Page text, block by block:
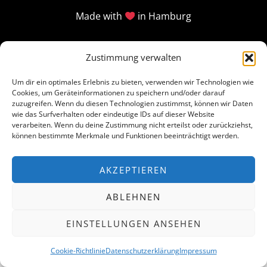
Zustimmung verwalten
Um dir ein optimales Erlebnis zu bieten, verwenden wir Technologien wie
Cookies, um Geräteinformationen zu speichern und/oder darauf
zuzugreifen. Wenn du diesen Technologien zustimmst, können wir Daten
wie das Surfverhalten oder eindeutige IDs auf dieser Website
verarbeiten. Wenn du deine Zustimmung nicht erteilst oder zurückziehst,
können bestimmte Merkmale und Funktionen beeinträchtigt werden.
AKZEPTIEREN
ABLEHNEN
EINSTELLUNGEN ANSEHEN
Cookie-RichtlinieDatenschutzerklärungImpressum
Made with in Hamburg